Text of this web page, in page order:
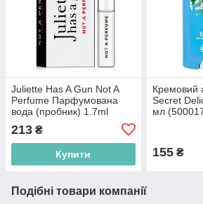
Juliette Has A Gun Not A
Perfume Парфумована
вода (пробник) 1.7ml
213 ₴
Купити
Кремовий
Secret
мл
155₴
Подібні товари компанії